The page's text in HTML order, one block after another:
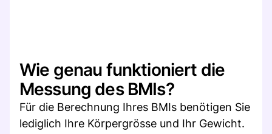
Wie genau funktioniert die
Messung des BMIs?
Für die Berechnung Ihres BMIs benötigen Sie
lediglich Ihre Körpergrösse und Ihr Gewicht.